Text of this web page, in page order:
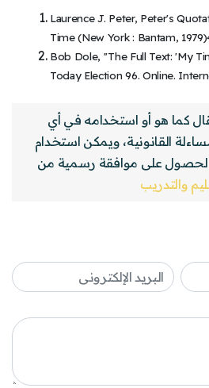
Laurence J. Peter, Peter's
Time (New York : Bantam,
Bob Dole, ''The Full Text: 'My
Today Election 96. Online.
كما هو أو استخدامه في أي
القانونية، ويمكن استخدام
الحصول على موافقة رسمية من
والتدريب